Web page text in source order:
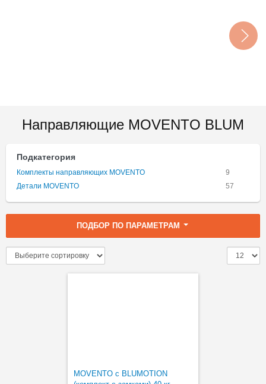
Направляющие MOVENTO BLUM
Подкатегория
Комплекты направляющих MOVENTO
9
Детали MOVENTO
57
ПОДБОР ПО ПАРАМЕТРАМ
MOVENTO с BLUMOTION